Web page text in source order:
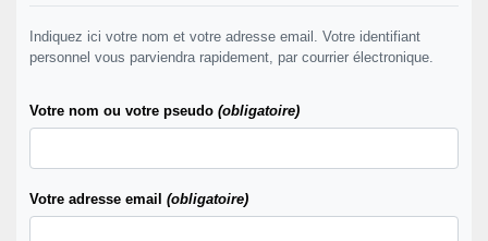
Indiquez ici votre nom et votre adresse email. Votre identifiant
personnel vous parviendra rapidement, par courrier électronique.
Votre nom ou votre pseudo (obligatoire)
Votre adresse email (obligatoire)